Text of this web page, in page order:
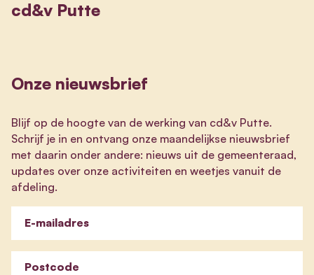
cd&v Putte
Onze nieuwsbrief
Blijf op de hoogte van de werking van cd&v Putte.
Schrijf je in en ontvang onze maandelijkse nieuwsbrief
met daarin onder andere: nieuws uit de gemeenteraad,
updates over onze activiteiten en weetjes vanuit de
afdeling.
E-mailadres
Postcode